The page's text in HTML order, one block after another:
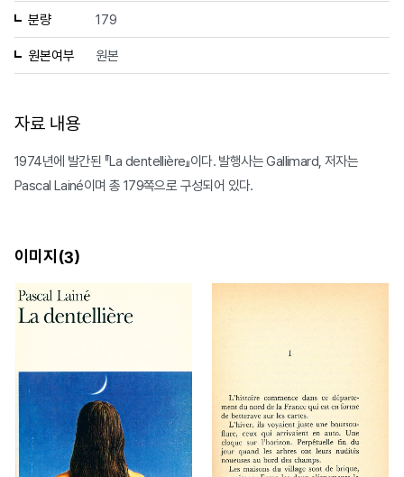
분량 179
원본여부 원본
자료 내용
1974년에 발간된 『La dentellière』이다. 발행사는 Gallimard, 저자는
Pascal Lainé이며 총 179쪽으로 구성되어 있다.
이미지(3)